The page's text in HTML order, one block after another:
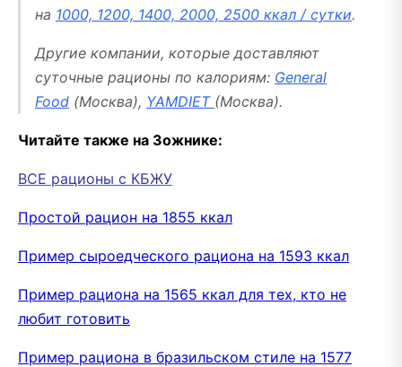
на 1000, 1200, 1400, 2000, 2500 ккал / сутки.
Другие компании, которые доставляют
суточные рационы по калориям: General
Food (Москва), YAMDIET (Москва).
Читайте также на Зожнике:
ВСЕ рационы с КБЖУ
Простой рацион на 1855 ккал
Пример сыроедческого рациона на 1593 ккал
Пример рациона на 1565 ккал для тех, кто не
любит готовить
Пример рациона в бразильском стиле на 1577